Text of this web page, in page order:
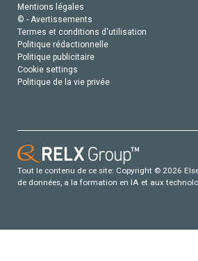
Mentions légales
© - Avertissements
Termes et conditions d'utilisation
Politique rédactionnelle
Politique publicitaire
Cookie settings
Politique de la vie privée
Tout le contenu de ce site: Copyright © 2026
de données, a la formation en IA et aux